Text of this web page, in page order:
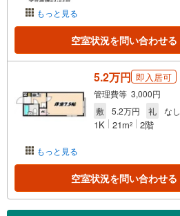
もっと見る
空室状況を問い合わせる
もっと見る
5.2万円 即入居可
管理費等 3,000円
敷
5.2万円 礼 なし
1K 21m2 2階
空室状況を問い合わせる